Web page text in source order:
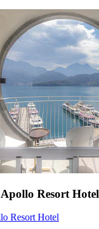
Resort Hotel
Resort Hotel